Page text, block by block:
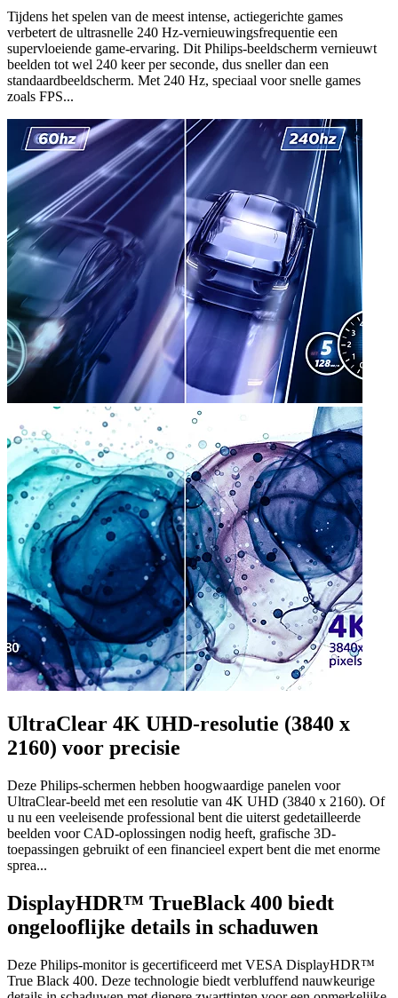
Tijdens het spelen van de meest intense, actiegerichte games
verbetert de ultrasnelle 240 Hz-vernieuwingsfrequentie een
supervloeiende game-ervaring. Dit Philips-beeldscherm vernieuwt
beelden tot wel 240 keer per seconde, dus sneller dan een
standaardbeeldscherm. Met 240 Hz, speciaal voor snelle games
zoals FPS...
UltraClear 4K UHD-resolutie (3840 x
2160) voor precisie
Deze Philips-schermen hebben hoogwaardige panelen voor
UltraClear-beeld met een resolutie van 4K UHD (3840 x 2160). Of
u nu een veeleisende professional bent die uiterst gedetailleerde
beelden voor CAD-oplossingen nodig heeft, grafische 3D-
toepassingen gebruikt of een financieel expert bent die met enorme
sprea...
DisplayHDR™ TrueBlack 400 biedt
ongelooflijke details in schaduwen
Deze Philips-monitor is gecertificeerd met VESA DisplayHDR™
True Black 400. Deze technologie biedt verbluffend nauwkeurige